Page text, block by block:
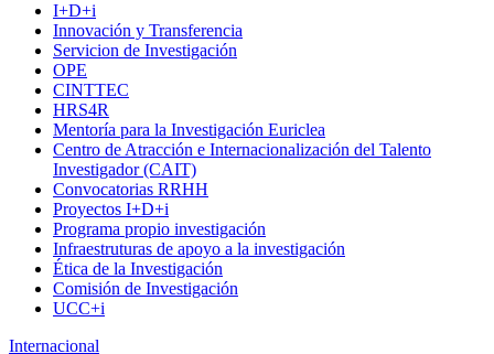
I+D+i
Innovación y Transferencia
Servicion de Investigación
OPE
CINTTEC
HRS4R
Mentoría para la Investigación Euriclea
Centro de Atracción e Internacionalización del Talento
Investigador (CAIT)
Convocatorias RRHH
Proyectos I+D+i
Programa propio investigación
Infraestruturas de apoyo a la investigación
Ética de la Investigación
Comisión de Investigación
UCC+i
Internacional